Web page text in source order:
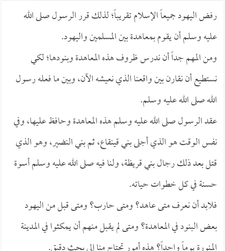
رفض اليهود جميعاً الإسلام تقريباً؛ لذلك قرر الرسول صلى الله
عليه وسلم أن يقوم بمعاهدة بين المسلمين واليهود.
ومن المهم جداً أن ندرس ظروف هذه المعاهدة وبنودها؛ لكي
نستطيع أن نقارن بين واقعنا الذي نعيشه الآن، وبين ما فعله رسول
الله صلى الله عليه وسلم.
عقد الرسول صلى الله عليه وسلم هذه المعاهدة وحافظ عليها، وفي
نفس الوقت هو الذي أجلى بني قينقاع، ثم بني النضير، وهو الذي
قتل بعد ذلك رجال بني قريظة، ولنا فيه صلى الله عليه وسلم أسوة
حسنة في كل خطوات حياته.
فلابد أن نعرف متى عاهد؟ ومتى حارب؟ ومتى قبل من اليهود
بعض البنود في المعاهدة؟ ومتى لم يقبل منهم أن يمكثوا في المدينة